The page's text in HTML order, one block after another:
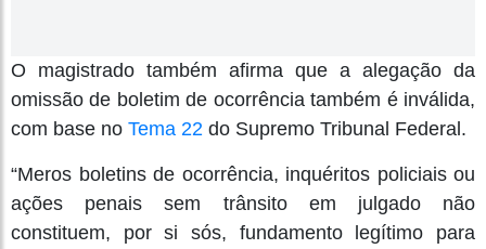
O magistrado também afirma que a alegação da
omissão de boletim de ocorrência também é inválida,
com base no Tema 22 do Supremo Tribunal Federal.
“Meros boletins de ocorrência, inquéritos policiais ou
ações penais sem trânsito em julgado não
constituem, por si sós, fundamento legítimo para